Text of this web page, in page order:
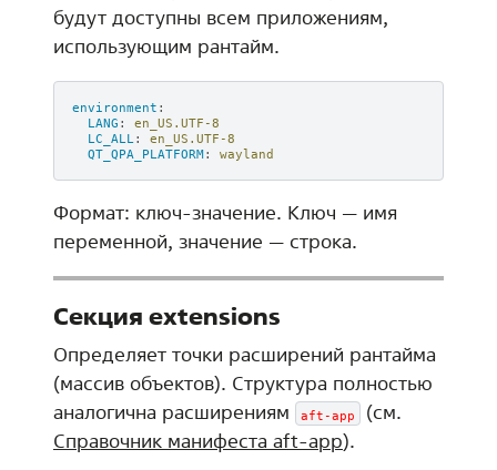
будут доступны всем приложениям,
использующим рантайм.
environment :
LANG :
en_US.UTF-8
LC_ALL:
en_US.UTF-8
QT_QPA_PLATFORM: wayland
Формат: ключ-значение. Ключ — имя
переменной, значение — строка.
Секция extensions
Определяет точки расширений рантайма
(массив объектов). Структура полностью
аналогична расширениям
aft-app
(см.
Справочник манифеста aft-app).